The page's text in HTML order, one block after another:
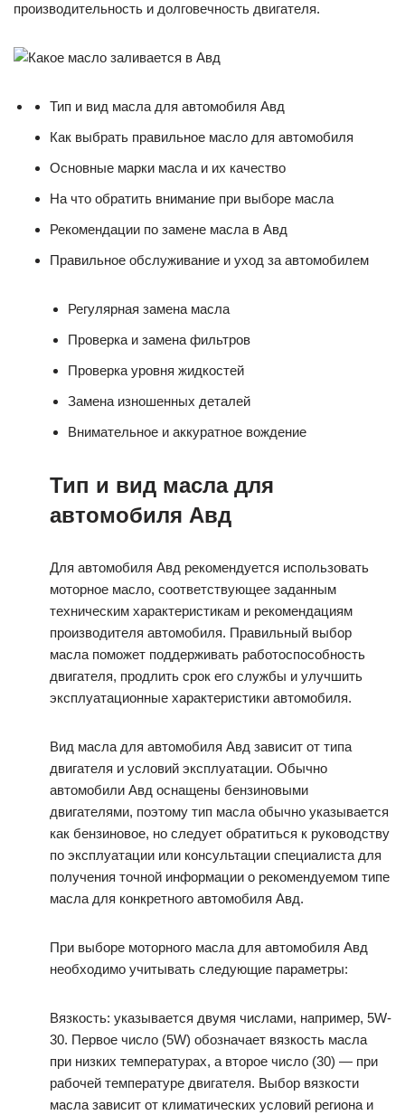
производительность и долговечность двигателя.
Тип и вид масла для автомобиля Авд
Как выбрать правильное масло для автомобиля
Основные марки масла и их качество
На что обратить внимание при выборе масла
Рекомендации по замене масла в Авд
Правильное обслуживание и уход за автомобилем
Регулярная замена масла
Проверка и замена фильтров
Проверка уровня жидкостей
Замена изношенных деталей
Внимательное и аккуратное вождение
Тип и вид масла для
автомобиля Авд
Для автомобиля Авд рекомендуется использовать
моторное масло, соответствующее заданным
техническим характеристикам и рекомендациям
производителя автомобиля. Правильный выбор
масла поможет поддерживать работоспособность
двигателя, продлить срок его службы и улучшить
эксплуатационные характеристики автомобиля.
Вид масла для автомобиля Авд зависит от типа
двигателя и условий эксплуатации. Обычно
автомобили Авд оснащены бензиновыми
двигателями, поэтому тип масла обычно указывается
как бензиновое, но следует обратиться к руководству
по эксплуатации или консультации специалиста для
получения точной информации о рекомендуемом типе
масла для конкретного автомобиля Авд.
При выборе моторного масла для автомобиля Авд
необходимо учитывать следующие параметры:
Вязкость: указывается двумя числами, например, 5W-
30. Первое число (5W) обозначает вязкость масла
при низких температурах, а второе число (30) — при
рабочей температуре двигателя. Выбор вязкости
масла зависит от климатических условий региона и